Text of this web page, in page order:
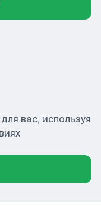
вас, используя